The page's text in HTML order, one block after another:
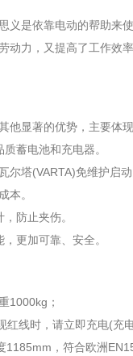
义是依靠电动的帮助来
动力，又提高了工作效率
他显著的优势，主要体现
蓄电池和充电器。
尔塔(VARTA)免维护启
本。
防止夹伤。
更加可靠、安全。
1000kg；
红线时，请立即充电(充
1185mm，符合欧洲